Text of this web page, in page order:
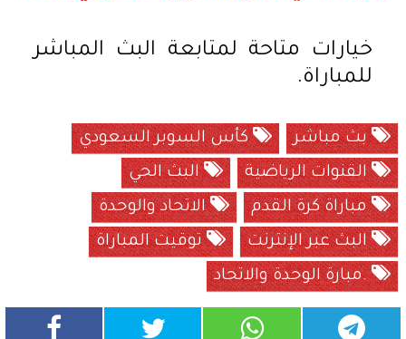
خيارات متاحة لمتابعة البث المباشر
للمباراة.
بث مباشر
كأس السوبر السعودي
القنوات الرياضية
البث الحي
مباراة كرة القدم
الاتحاد والوحدة
البث عبر الإنترنت
توقيت المباراة
.مبارة الوحدة والاتحاد